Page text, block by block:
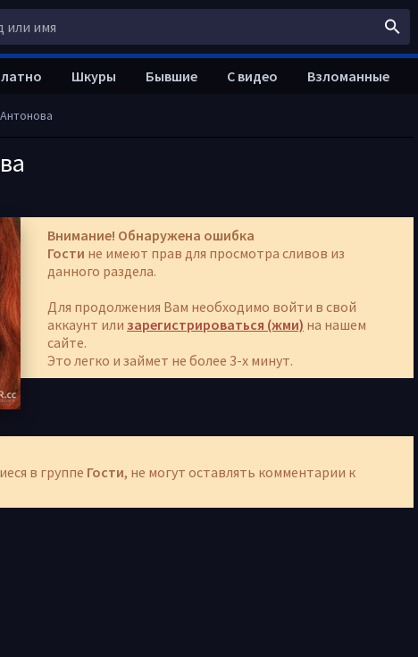
Внимание! Обнаружена ошибка
Гости не имеют прав для просмотра сливов из
данного раздела.
Для продолжения Вам необходимо войти в свой
аккаунт или зарегистрироваться (жми) на нашем
сайте.
Это легко и займет не более 3-х минут.
в группе Гости, не могут оставлять комментарии к
Шкуры Бывшие С видео Взломанные